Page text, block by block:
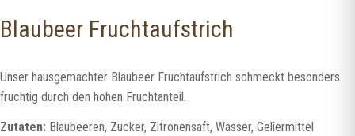
Blaubeer Fruchtaufstrich
Unser hausgemachter Blaubeer Fruchtaufstrich schmeckt besonders
fruchtig durch den hohen Fruchtanteil.
Zutaten: Blaubeeren, Zucker, Zitronensaft, Wasser, Geliermittel